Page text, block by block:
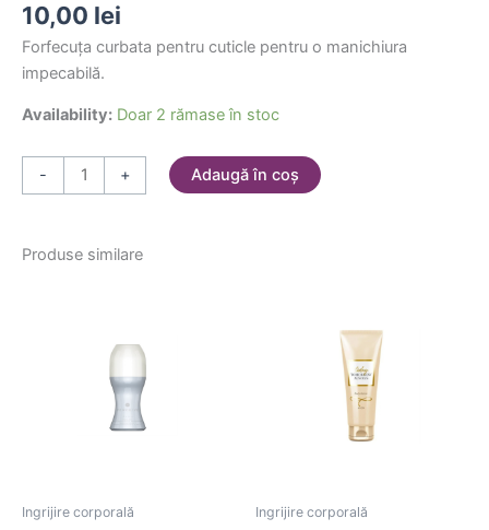
10,00 lei
Forfecuța curbata pentru cuticle pentru o manichiura
impecabilă.
Availability: Doar 2 rămase în stoc
- + Adaugă în coș
Produse similare
Ingrijire corporală Ingrijire corporală